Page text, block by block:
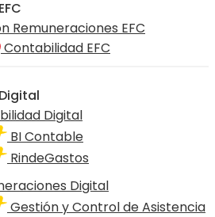
Remuneraciones EFC
Contabilidad EFC
Digital
BI Contable
RindeGastos
Digital
Gestión y Control de Asistencia